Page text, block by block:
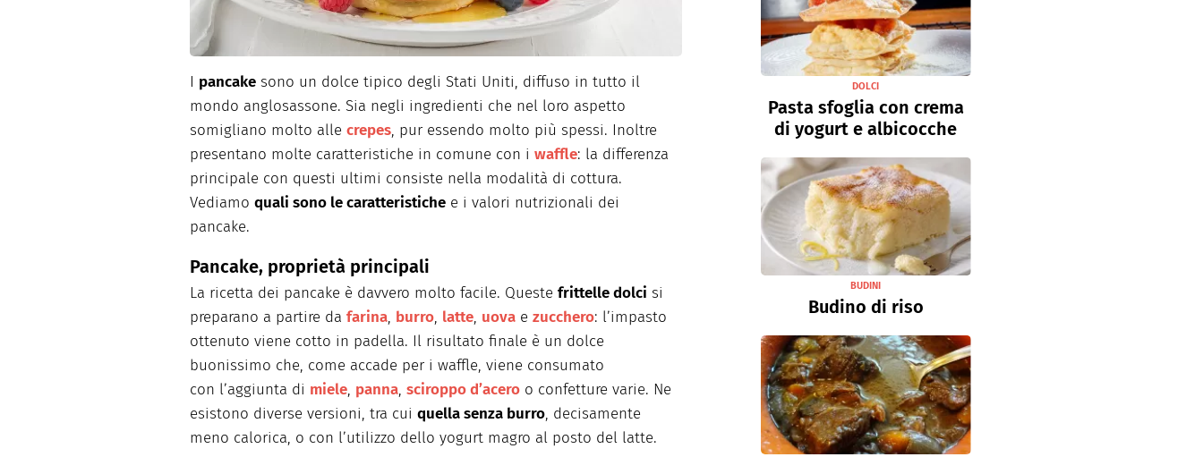
I pancake sono un dolce tipico degli Stati Uniti, diffuso in tutto il
mondo anglosassone. Sia negli ingredienti che nel loro aspetto
somigliano molto alle crepes, pur essendo molto più spessi. Inoltre
presentano molte caratteristiche in comune con i waffle: la differenza
principale con questi ultimi consiste nella modalità di cottura.
Vediamo quali sono le caratteristiche e i valori nutrizionali dei
pancake.
Pancake, proprietà principali
La ricetta dei pancake è davvero molto facile. Queste frittelle dolci si
preparano a partire da farina, burro, latte, uova e zucchero: l’impasto
ottenuto viene cotto in padella. Il risultato finale è un dolce
buonissimo che, come accade per i waffle, viene consumato
con l’aggiunta di miele, panna, sciroppo d’acero o confetture varie. Ne
esistono diverse versioni, tra cui quella senza burro, decisamente
meno calorica, o con l’utilizzo dello yogurt magro al posto del latte.
DOLCI
Pasta sfoglia con crema
di yogurt e albicocche
BUDINI
Budino di riso